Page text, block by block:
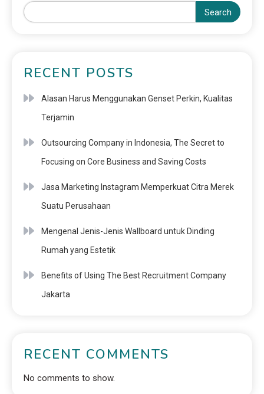
Search
RECENT POSTS
Alasan Harus Menggunakan Genset Perkin, Kualitas
Terjamin
Outsourcing Company in Indonesia, The Secret to
Focusing on Core Business and Saving Costs
Jasa Marketing Instagram Memperkuat Citra Merek
Suatu Perusahaan
Mengenal Jenis-Jenis Wallboard untuk Dinding
Rumah yang Estetik
Benefits of Using The Best Recruitment Company
Jakarta
RECENT COMMENTS
No comments to show.